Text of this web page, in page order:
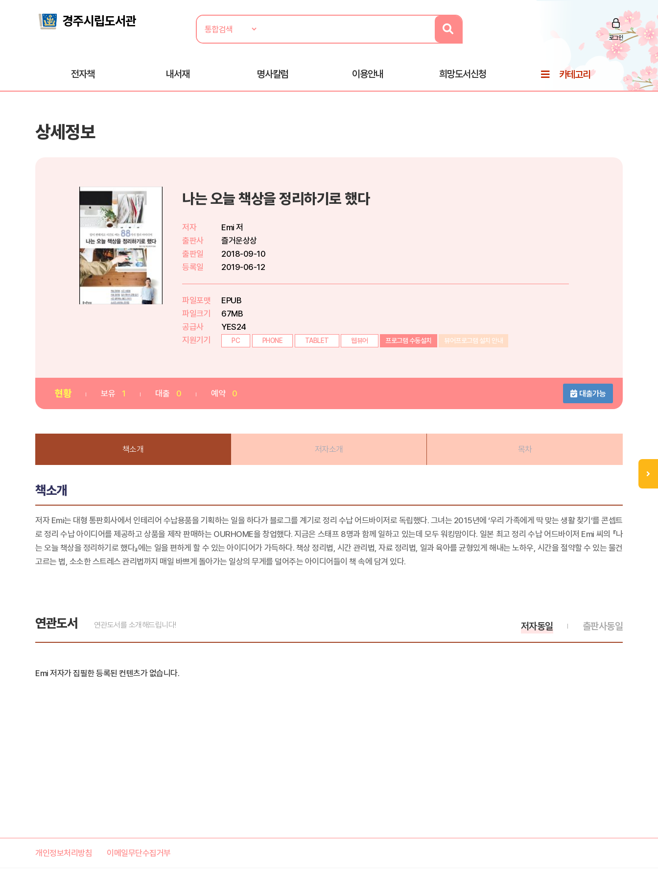
로그인
전자책 내서재 명사칼럼 이용안내 희망도서신청 카테고리
상세정보
나는 오늘 책상을 정리하기로 했다
저자
Emi 저
출판사
즐거운상상
출판일
2018-09-10
등록일
2019-06-12
파일포맷
EPUB
파일크기
67MB
공급사
YES24
지원기기
PC PHONE TABLET 웹뷰어 프로그램 수동설치 뷰어프로그램 설치 안내
현황 보유 1 대출 0 예약 0 대출가능
책소개 저자소개 목차
책소개
저자 Emi는 대형 통판회사에서 인테리어 수납용품을 기획하는 일을 하다가 블로그를 계기로 정리 수납 어드바이저로 독립했다. 그녀는 2015년에 ‘우리 가족에게 딱 맞는 생활 찾기’를 콘셉트
로 정리 수납 아이디어를 제공하고 상품을 제작 판매하는 OURHOME을 창업했다. 지금은 스태프 8명과 함께 일하고 있는데 모두 워킹맘이다. 일본 최고 정리 수납 어드바이저 Emi 씨의 『나
는 오늘 책상을 정리하기로 했다』에는 일을 편하게 할 수 있는 아이디어가 가득하다. 책상 정리법, 시간 관리법, 자료 정리법, 일과 육아를 균형있게 해내는 노하우, 시간을 절약할 수 있는 물건
고르는 법, 소소한 스트레스 관리법까지 매일 바쁘게 돌아가는 일상의 무게를 덜어주는 아이디어들이 책 속에 담겨 있다.
연관도서 연관도서를 소개해드립니다! 출판사동일
저자동일
Emi 저자가 집필한 등록된 컨텐츠가 없습니다.
개인정보처리방침 이메일무단수집거부